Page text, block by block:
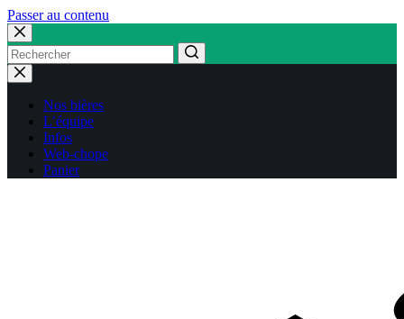
Passer au contenu
Aucun
résultat
Nos bières
L’équipe
Infos
Web-chope
Panier